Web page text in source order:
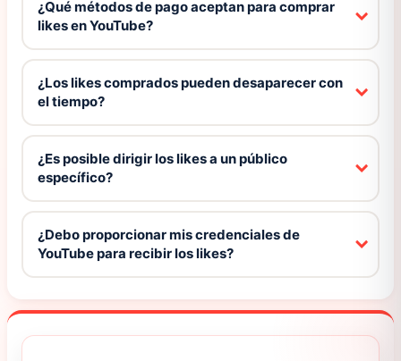
¿Qué métodos de pago aceptan para comprar
likes en YouTube?
¿Los likes comprados pueden desaparecer con
el tiempo?
¿Es posible dirigir los likes a un público
específico?
¿Debo proporcionar mis credenciales de
YouTube para recibir los likes?